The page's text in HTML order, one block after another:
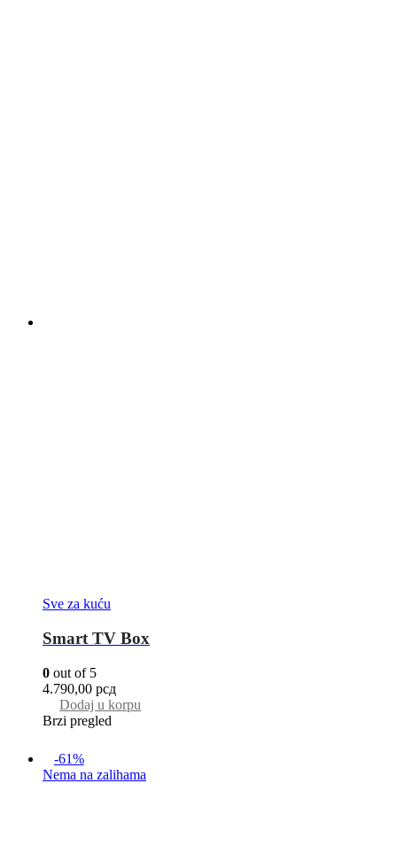
Sve za kuću
Smart TV Box
0 out of 5
4.790,00 рсд
Dodaj u korpu
Brzi pregled
-61%
Nema na zalihama